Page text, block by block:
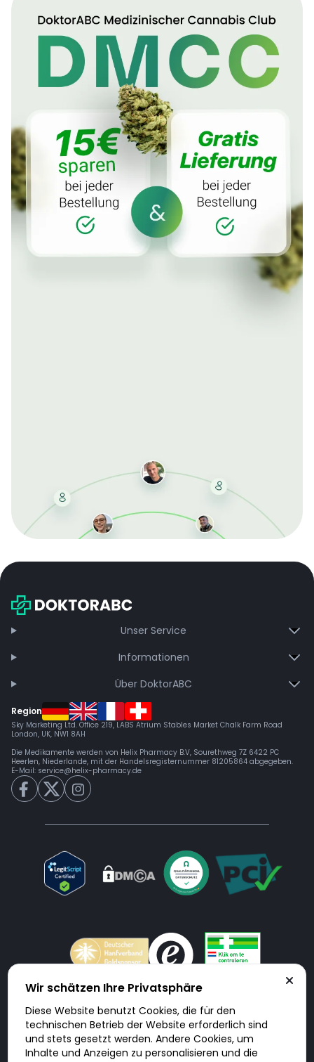
bei jeder Bestellung, erhalten schnelle Lieferung und
Unser Service
Informationen
Über DoktorABC
Region
Sky Marketing Ltd. Office 219, LABS Atrium Stables Market Chalk Farm Road
London, UK, NW1 8AH
Die Medikamente werden von Helix Pharmacy B.V, Sourethweg 7Z 6422 PC
Heerlen, Niederlande, mit der Handelsregisternummer 81205864 abgegeben.
E-Mail: service@helix-pharmacy.de
Doktorabc.com ist eine Vermittlungsplattform. Doktorabc ist ausdrücklich
keine Internetapotheke. Doktorabc bietet keine Medikamente oder
sonstige Produkte an oder liefert diese. Jegliche Informationen zu
Produkten, Medikamenten und Preisen auf der Internetseite beinhalten
kein Angebot von Doktorabc an Sie. Für die Einhaltung der in Ihrem Land
Wir schätzen Ihre Privatsphäre
Diese Website benutzt Cookies, die für den
technischen Betrieb der Website erforderlich sind
und stets gesetzt werden. Andere Cookies, um
Inhalte und Anzeigen zu personalisieren und die